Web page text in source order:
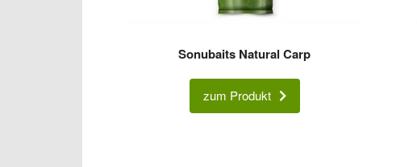
Sonubaits Natural Carp
zum Produkt